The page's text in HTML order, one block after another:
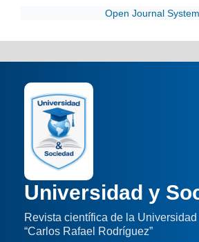
Open Journal
Universidad y
Revista científica de la
“Carlos Rafael Rodríguez”